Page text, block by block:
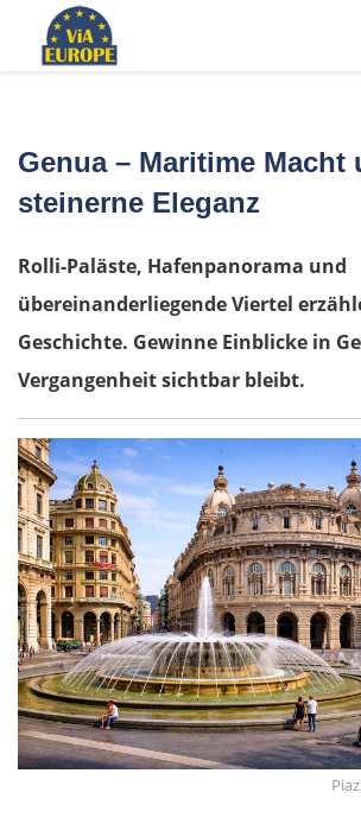
Genua – Maritime Macht
steinerne Eleganz
Rolli-Paläste, Hafenpanorama und
übereinanderliegende Viertel
Geschichte. Gewinne Einblicke in
Vergangenheit sichtbar bleibt.